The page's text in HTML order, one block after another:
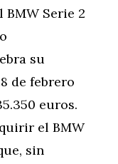
Serie 2
su
de febrero
euros.
el BMW
sin